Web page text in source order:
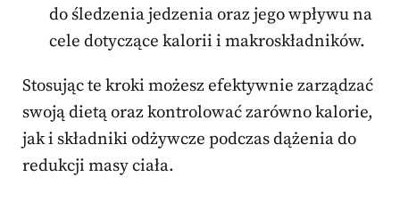
do śledzenia jedzenia oraz jego wpływu na
cele dotyczące kalorii i makroskładników.
Stosując te kroki możesz efektywnie zarządzać
swoją dietą oraz kontrolować zarówno kalorie,
jak i składniki odżywcze podczas dążenia do
redukcji masy ciała.